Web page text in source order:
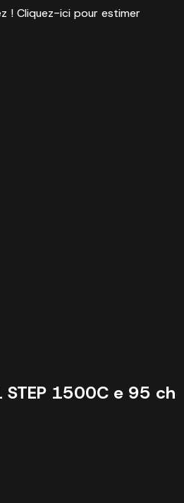
! Cliquez-ici pour estimer
1500C e 95 ch